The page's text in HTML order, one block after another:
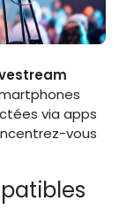
via apps
vous